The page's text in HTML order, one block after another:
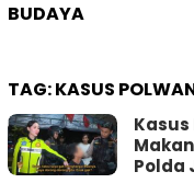
BUDAYA
TAG:KASUS
Kasus
Polda